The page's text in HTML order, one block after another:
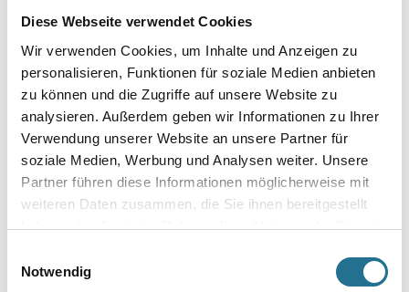
Diese Webseite verwendet Cookies
Wir verwenden Cookies, um Inhalte und Anzeigen zu
personalisieren, Funktionen für soziale Medien anbieten
zu können und die Zugriffe auf unsere Website zu
analysieren. Außerdem geben wir Informationen zu Ihrer
Verwendung unserer Website an unsere Partner für
soziale Medien, Werbung und Analysen weiter. Unsere
Partner führen diese Informationen möglicherweise mit
weiteren Daten zusammen, die Sie ihnen bereitgestellt
haben oder die sie im Rahmen Ihrer Nutzung der Dienste
Notwendig
Gebinde
Umrechnungsfaktoren